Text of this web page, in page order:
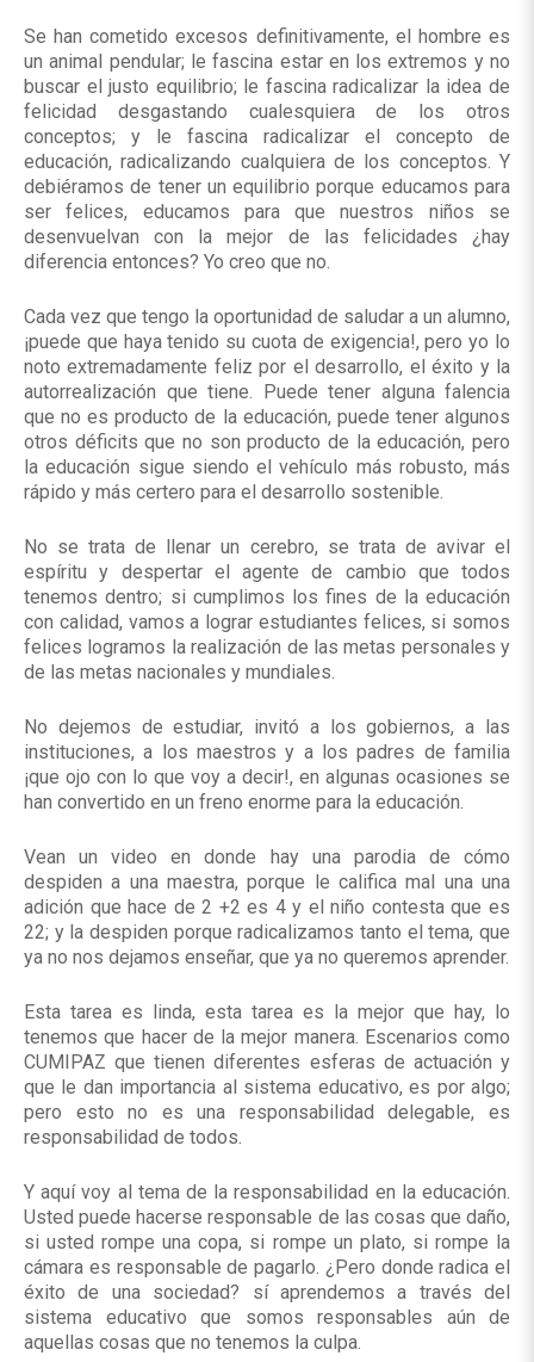
Se han cometido excesos definitivamente, el hombre es
un animal pendular; le fascina estar en los extremos y no
buscar el justo equilibrio; le fascina radicalizar la idea de
felicidad desgastando cualesquiera de los otros
conceptos; y le fascina radicalizar el concepto de
educación, radicalizando cualquiera de los conceptos. Y
debiéramos de tener un equilibrio porque educamos para
ser felices, educamos para que nuestros niños se
desenvuelvan con la mejor de las felicidades ¿hay
diferencia entonces? Yo creo que no.
Cada vez que tengo la oportunidad de saludar a un alumno,
¡puede que haya tenido su cuota de exigencia!, pero yo lo
noto extremadamente feliz por el desarrollo, el éxito y la
autorrealización que tiene. Puede tener alguna falencia
que no es producto de la educación, puede tener algunos
otros déficits que no son producto de la educación, pero
la educación sigue siendo el vehículo más robusto, más
rápido y más certero para el desarrollo sostenible.
No se trata de llenar un cerebro, se trata de avivar el
espíritu y despertar el agente de cambio que todos
tenemos dentro; si cumplimos los fines de la educación
con calidad, vamos a lograr estudiantes felices, si somos
felices logramos la realización de las metas personales y
de las metas nacionales y mundiales.
No dejemos de estudiar, invitó a los gobiernos, a las
instituciones, a los maestros y a los padres de familia
¡que ojo con lo que voy a decir!, en algunas ocasiones se
han convertido en un freno enorme para la educación.
Vean un video en donde hay una parodia de cómo
despiden a una maestra, porque le califica mal una una
adición que hace de 2 +2 es 4 y el niño contesta que es
22; y la despiden porque radicalizamos tanto el tema, que
ya no nos dejamos enseñar, que ya no queremos aprender.
Esta tarea es linda, esta tarea es la mejor que hay, lo
tenemos que hacer de la mejor manera. Escenarios como
CUMIPAZ que tienen diferentes esferas de actuación y
que le dan importancia al sistema educativo, es por algo;
pero esto no es una responsabilidad delegable, es
responsabilidad de todos.
Y aquí voy al tema de la responsabilidad en la educación.
Usted puede hacerse responsable de las cosas que daño,
si usted rompe una copa, si rompe un plato, si rompe la
cámara es responsable de pagarlo. ¿Pero donde radica el
éxito de una sociedad? sí aprendemos a través del
sistema educativo que somos responsables aún de
aquellas cosas que no tenemos la culpa.